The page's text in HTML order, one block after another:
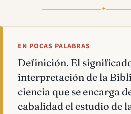
✦
EN POCAS PALABRAS
Definición. El
interpretación de la
ciencia que se encarga
cabalidad el estudio de